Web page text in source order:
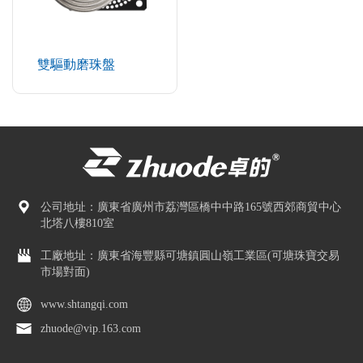
雙驅動磨珠盤
公司地址：廣東省廣州市荔灣區橋中中路165號西郊商貿中心
北塔八樓810室
工廠地址：廣東省海豐縣可塘鎮圓山嶺工業區(可塘珠寶交易
市場對面)
www.shtangqi.com
zhuode@vip.163.com